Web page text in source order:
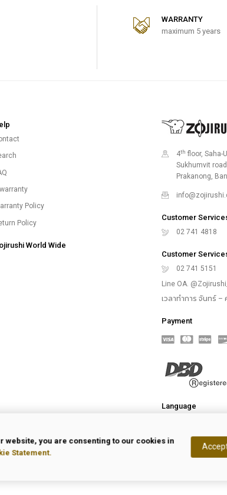
WARRANTY
maximum 5 years
warranty
Policy
Policy
World Wide
4th floor, Saha-
Sukhumvit
Prakanong,
Customer
02 741 4818
Customer
02 741 5151
Line OA.
เวลาทำการ จันทร์ –
Payment
Language
website, you are consenting to our cookies in
Statement.